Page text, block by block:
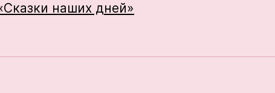
наших дней»